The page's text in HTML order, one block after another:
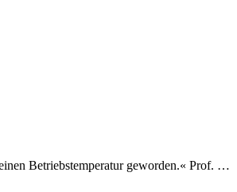
Betriebstemperatur geworden.« Prof. …